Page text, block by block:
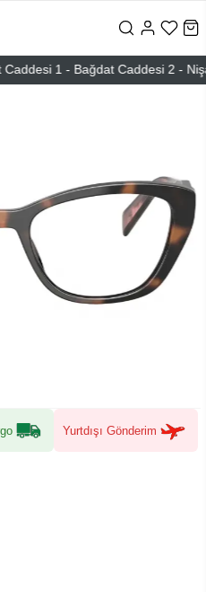
1 - Bağdat Caddesi 2 -
Yurtdışı Gönderim